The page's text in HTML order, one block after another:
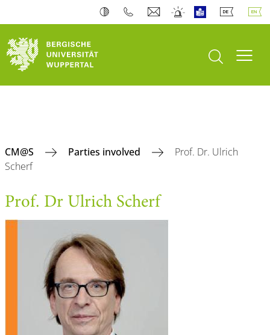
open search
CM@S Parties involved
Prof. Dr. Ulrich
Scherf
Prof. Dr Ulrich Scherf